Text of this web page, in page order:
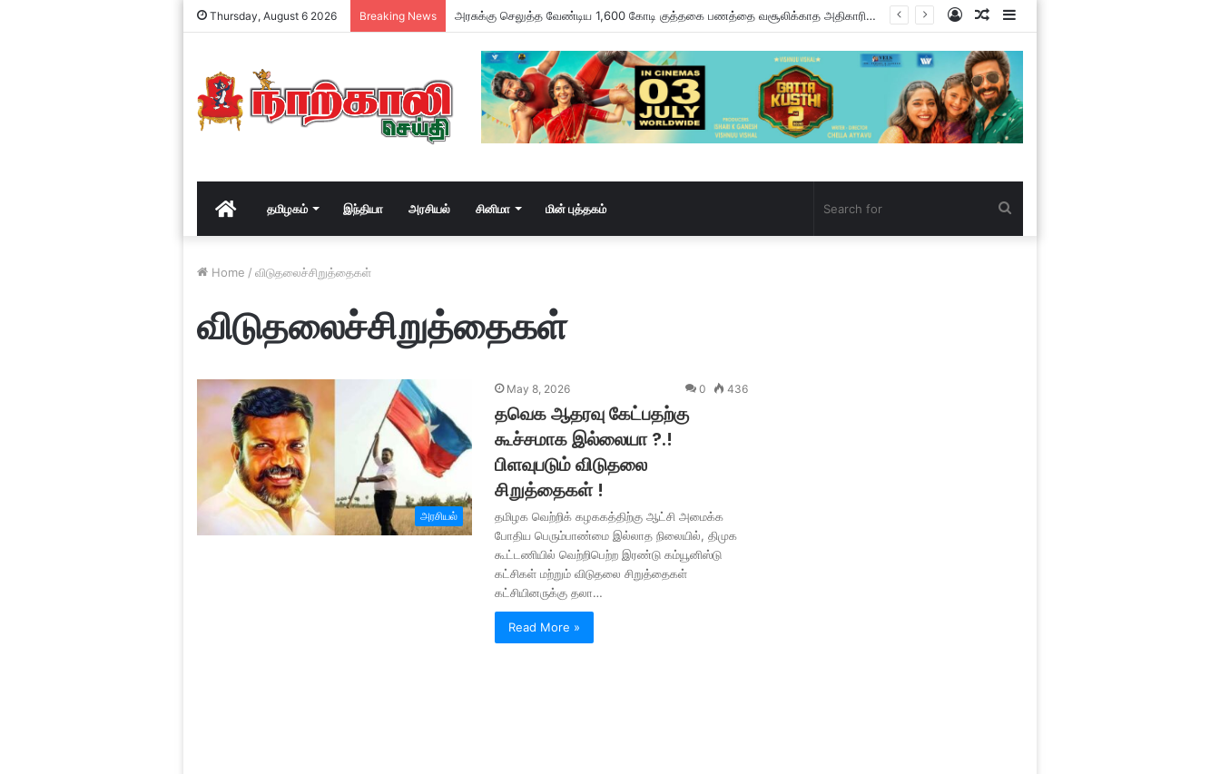
Thursday, August 6 2026 Breaking News அரசுக்கு செலுத்த வேண்டிய 1,600 கோடி குத்தகை பணத்தை வசூலிக்காத அதிகாரிகள் ! கண்டுகொள்ளாத சேலம் மாவட்ட ஆட்சியர் !
Random
Article
Log
In
Homeதமிழகம் இந்தியா அரசியல் சினிமா மின் புத்தகம்
Home / விடுதலைச்சிறுத்தைகள்
விடுதலைச்சிறுத்தைகள்
அரசியல்
May 8, 2026 0 436
தவெக ஆதரவு கேட்பதற்கு
கூச்சமாக இல்லையா ?.!
பிளவுபடும் விடுதலை
சிறுத்தைகள் !
தமிழக வெற்றிக் கழககத்திற்கு ஆட்சி அமைக்க
போதிய பெரும்பாண்மை இல்லாத நிலையில், திமுக
கூட்டணியில் வெற்றிபெற்ற இரண்டு கம்யூனிஸ்டு
கட்சிகள் மற்றும் விடுதலை சிறுத்தைகள்
கட்சியினருக்கு தலா…
Read More »